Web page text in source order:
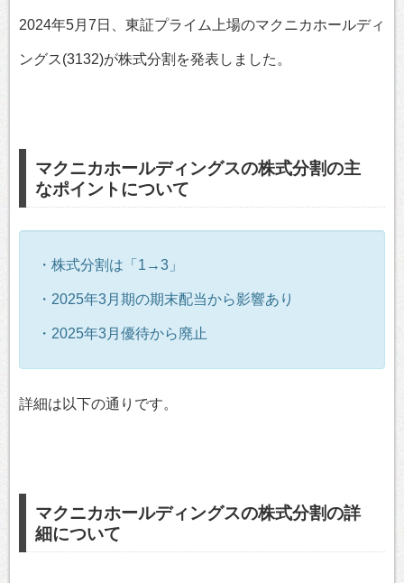
2024年5月7日、東証プライム上場のマクニカホールディ
ングス(3132)が株式分割を発表しました。
マクニカホールディングスの株式分割の主
なポイントについて
・株式分割は「1→3」
・2025年3月期の期末配当から影響あり
・2025年3月優待から廃止
詳細は以下の通りです。
マクニカホールディングスの株式分割の詳
細について